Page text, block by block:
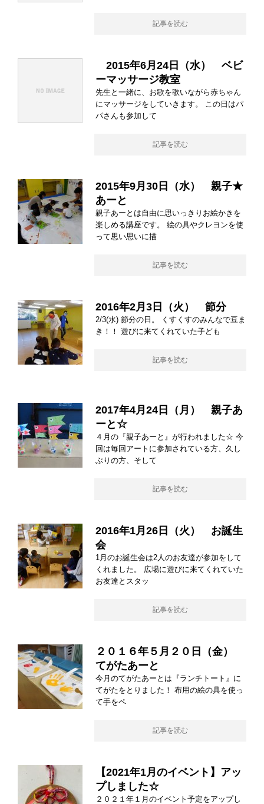
記事を読む
2015年6月24日（水） ベビ
ーマッサージ教室
先生と一緒に、お歌を歌いながら赤ちゃん
にマッサージをしていきます。 この日はパ
パさんも参加して
記事を読む
2015年9月30日（水） 親子★
あーと
親子あーとは自由に思いっきりお絵かきを
楽しめる講座です。 絵の具やクレヨンを使
って思い思いに描
記事を読む
2016年2月3日（火） 節分
2/3(水) 節分の日。 くすくすのみんなで豆ま
き！！ 遊びに来てくれていた子ども
記事を読む
2017年4月24日（月） 親子あ
ーと☆
４月の『親子あーと』が行われました☆ 今
回は毎回アートに参加されている方、久し
ぶりの方、そして
記事を読む
2016年1月26日（火） お誕生
会
1月のお誕生会は2人のお友達が参加をして
くれました。 広場に遊びに来てくれていた
お友達とスタッ
記事を読む
２０１６年５月２０日（金）
てがたあーと
今月のてがたあーとは『ランチトート』に
てがたをとりました！ 布用の絵の具を使っ
て手をペ
記事を読む
【2021年1月のイベント】アッ
プしました☆
２０２１年１月のイベント予定をアップし